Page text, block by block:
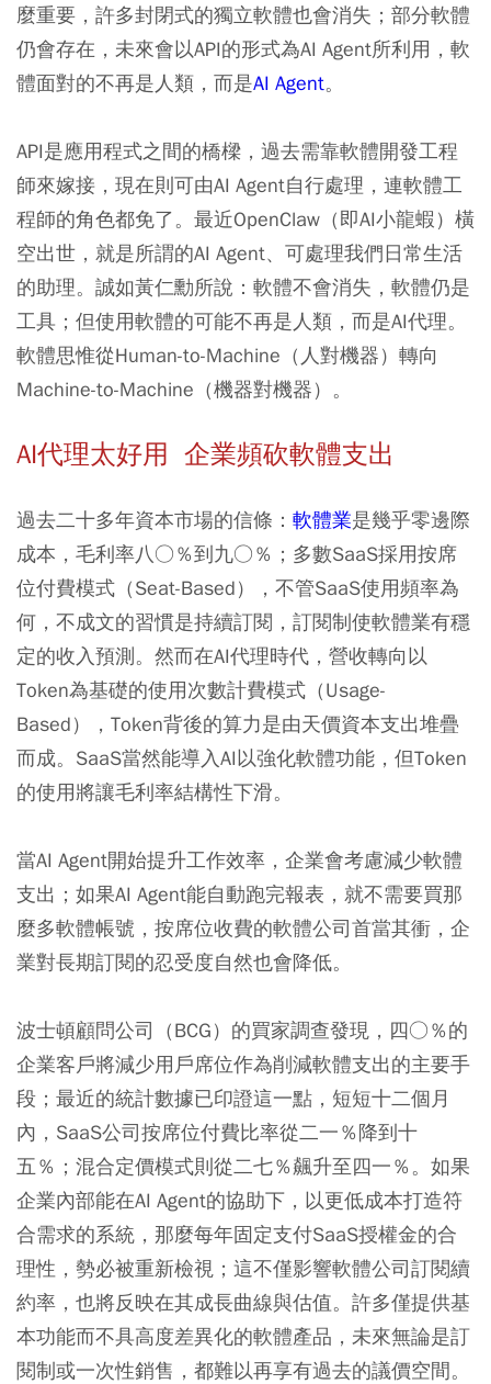
麼重要，許多封閉式的獨立軟體也會消失；部分軟體
仍會存在，未來會以API的形式為AI Agent所利用，軟
體面對的不再是人類，而是AI Agent。
API是應用程式之間的橋樑，過去需靠軟體開發工程
師來嫁接，現在則可由AI Agent自行處理，連軟體工
程師的角色都免了。最近OpenClaw（即AI小龍蝦）橫
空出世，就是所謂的AI Agent、可處理我們日常生活
的助理。誠如黃仁勳所說：軟體不會消失，軟體仍是
工具；但使用軟體的可能不再是人類，而是AI代理。
軟體思惟從Human-to-Machine（人對機器）轉向
Machine-to-Machine（機器對機器）。
AI代理太好用 企業頻砍軟體支出
過去二十多年資本市場的信條： 軟體業是幾乎零邊際
成本，毛利率八○％到九○％；多數SaaS採用按席
位付費模式（Seat-Based），不管SaaS使用頻率為
何，不成文的習慣是持續訂閱，訂閱制使軟體業有穩
定的收入預測。然而在AI代理時代，營收轉向以
Token為基礎的使用次數計費模式（Usage-
Based），Token背後的算力是由天價資本支出堆疊
而成。SaaS當然能導入AI以強化軟體功能，但Token
的使用將讓毛利率結構性下滑。
當AI Agent開始提升工作效率，企業會考慮減少軟體
支出；如果AI Agent能自動跑完報表，就不需要買那
麼多軟體帳號，按席位收費的軟體公司首當其衝，企
業對長期訂閱的忍受度自然也會降低。
波士頓顧問公司（BCG）的買家調查發現，四○％的
企業客戶將減少用戶席位作為削減軟體支出的主要手
段；最近的統計數據已印證這一點，短短十二個月
內，SaaS公司按席位付費比率從二一％降到十
五％；混合定價模式則從二七％飆升至四一％。如果
企業內部能在AI Agent的協助下，以更低成本打造符
合需求的系統，那麼每年固定支付SaaS授權金的合
理性，勢必被重新檢視；這不僅影響軟體公司訂閱續
約率，也將反映在其成長曲線與估值。許多僅提供基
本功能而不具高度差異化的軟體產品，未來無論是訂
閱制或一次性銷售，都難以再享有過去的議價空間。